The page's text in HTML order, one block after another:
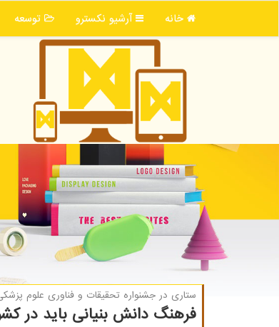
خانه آرشیو نكسترو توسعه
ستاری در جشنواره تحقیقات و فناوری علوم
فرهنگ دانش بنیانی باید در